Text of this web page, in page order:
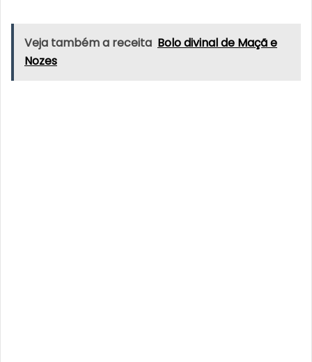
Veja também a receita Bolo divinal de Maçã e
Nozes